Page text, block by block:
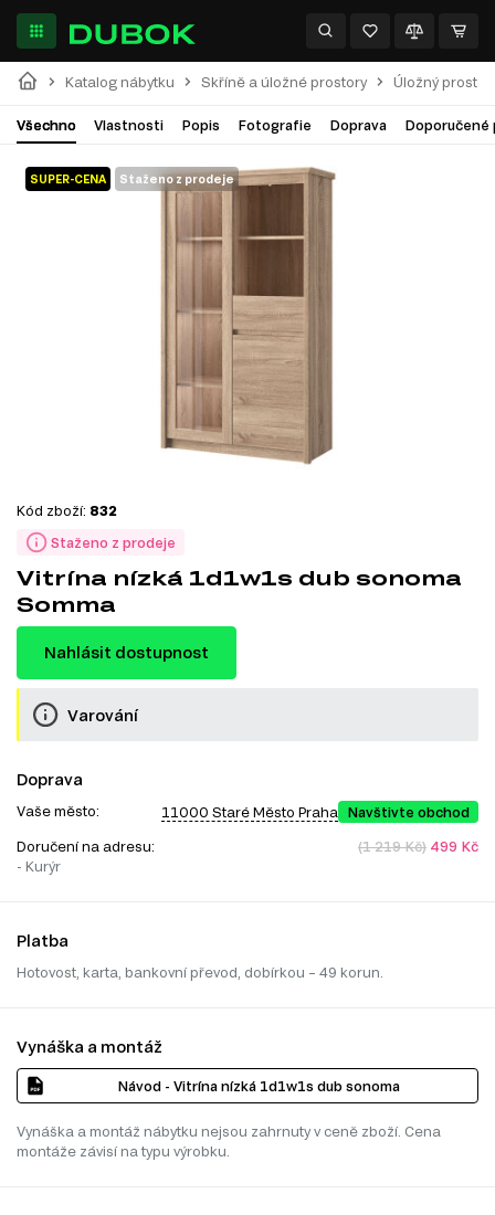
Katalog nábytku Skříně a úložné prostory Úložný prostor
Všechno Vlastnosti Popis Fotografie Doprava Doporučené
SUPER-CENA Staženo z prodeje
Staženo z prodeje
Kód zboží: 832
Vitrína nízká 1d1w1s dub sonoma
Somma
Nahlásit dostupnost
Varování
Doprava
Vaše město: 11000 Staré Město Praha Navštivte obchod
Doručení na adresu:
- Kurýr
(1 219 Kč) 499 Kč
Platba
Hotovost, karta, bankovní převod, dobírkou – 49 korun.
Vynáška a montáž
Návod - Vitrína nízká 1d1w1s dub sonoma
Vynáška a montáž nábytku nejsou zahrnuty v ceně zboží. Cena
montáže závisí na typu výrobku.